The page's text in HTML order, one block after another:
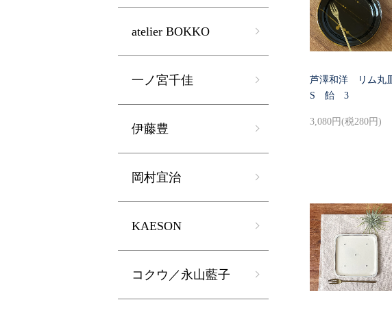
芦澤和洋 リム丸皿
S 飴 3
3,080円(税280円)
atelier BOKKO
一ノ宮千佳
伊藤豊
岡村宜治
KAESON
コクウ／永山藍子